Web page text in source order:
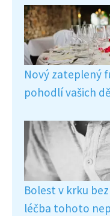
Nový zateplený
pohodlí vašich
Bolest v krku
léčba tohoto